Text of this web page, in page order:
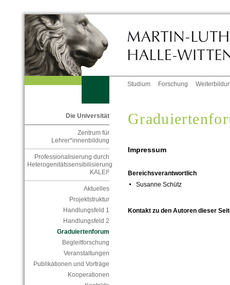
Studium Forschung
Die Universität
Zentrum für
Lehrer*innenbildung
Professionalisierung durch
Heterogenitätssensibilisierung
KALEI²
Aktuelles
Projektstruktur
Handlungsfeld 1
Handlungsfeld 2
Graduiertenforum
Begleitforschung
Veranstaltungen
Publikationen und Vorträge
Kooperationen
Impressum
Bereichsverantwortlich
Susanne Schütz
Kontakt zu den Autoren dieser